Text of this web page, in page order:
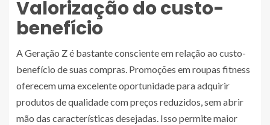
Valorização do custo-
benefício
A Geração Z é bastante consciente em relação ao custo-
benefício de suas compras. Promoções em roupas fitness
oferecem uma excelente oportunidade para adquirir
produtos de qualidade com preços reduzidos, sem abrir
mão das características desejadas. Isso permite maior